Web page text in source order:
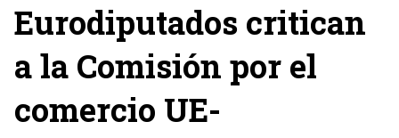
Eurodiputados critican
a la Comisión por el
comercio UE-